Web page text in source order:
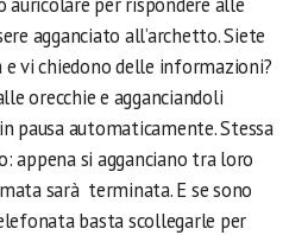
agganciato all’archetto. Siete
vi chiedono delle informazioni?
orecchie e agganciandoli
pausa automaticamente. Stessa
appena si agganciano tra loro
sarà terminata. E se sono
basta scollegarle per